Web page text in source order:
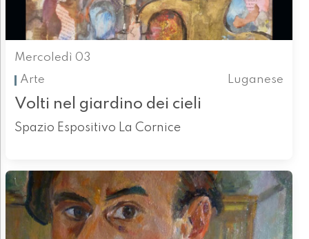
Mercoledì 03
Arte
Luganese
Volti nel giardino dei cieli
Spazio Espositivo La Cornice